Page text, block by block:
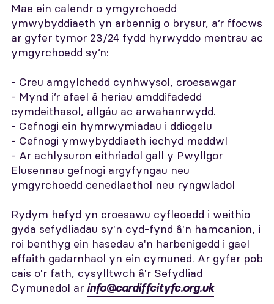
Mae ein calendr o ymgyrchoedd
ymwybyddiaeth yn arbennig o brysur, a’r ffocws
ar gyfer tymor 23/24 fydd hyrwyddo mentrau ac
ymgyrchoedd sy’n:
- Creu amgylchedd cynhwysol, croesawgar
- Mynd i’r afael â heriau amddifadedd
cymdeithasol, allgáu ac arwahanrwydd.
- Cefnogi ein hymrwymiadau i ddiogelu
- Cefnogi ymwybyddiaeth iechyd meddwl
- Ar achlysuron eithriadol gall y Pwyllgor
Elusennau gefnogi argyfyngau neu
ymgyrchoedd cenedlaethol neu ryngwladol
Rydym hefyd yn croesawu cyfleoedd i weithio
gyda sefydliadau sy'n cyd-fynd â'n hamcanion, i
roi benthyg ein hasedau a'n harbenigedd i gael
effaith gadarnhaol yn ein cymuned. Ar gyfer pob
cais o'r fath, cysylltwch â'r Sefydliad
Cymunedol ar info@cardiffcityfc.org.uk